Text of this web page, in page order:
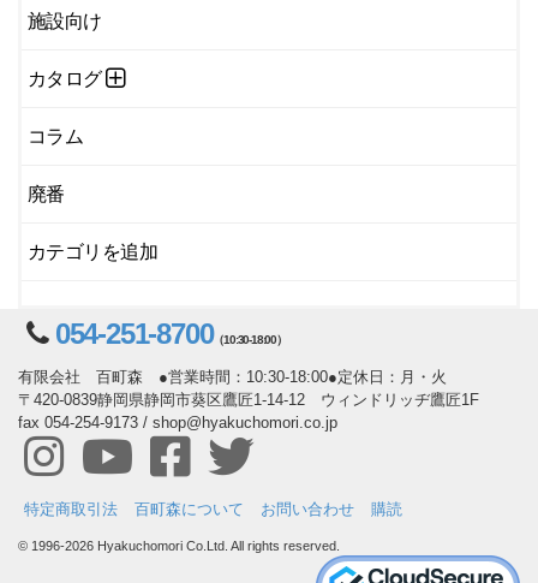
施設向け
カタログ
コラム
廃番
カテゴリを追加
054-251-8700（10:30-18:00）
有限会社 百町森 ●営業時間：10:30-18:00●定休日：月・火
〒420-0839静岡県静岡市葵区鷹匠1-14-12 ウィンドリッヂ鷹匠1F
fax 054-254-9173 / shop@hyakuchomori.co.jp
特定商取引法 百町森について お問い合わせ 購読
© 1996-2026 Hyakuchomori Co.Ltd. All rights reserved.